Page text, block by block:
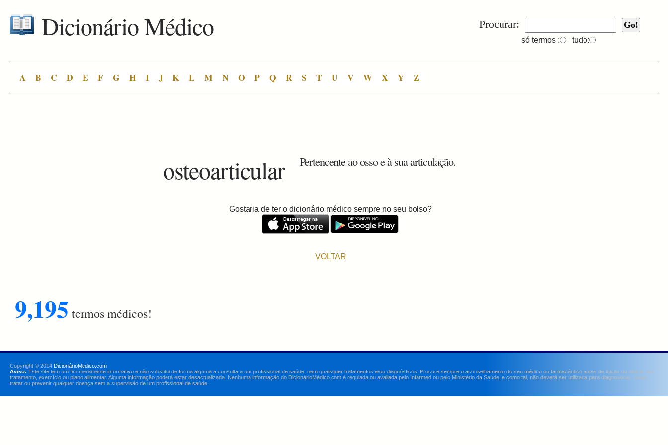
Procurar:
só termos : tudo:
Dicionário Médico
A B C D E F G H I J K L M N O P Q R S T U V W X Y Z
osteoarticular Pertencente ao osso e à sua articulação.
Gostaria de ter o dicionário médico sempre no seu bolso?
VOLTAR
9,195 termos médicos!
Copyright © 2014 DicionárioMédico.com
Aviso: Este site tem um fim meramente informativo e não substitui de forma alguma a consulta a um profissional de saúde, nem quaisquer tratamentos e/ou diagnósticos. Procure sempre o aconselhamento do seu médico ou farmacêutico antes de iniciar ou alterar um
tratamento, exercício ou plano alimentar. Alguma informação poderá estar desactualizada. Nenhuma informação do DicionárioMédico.com é regulada ou avaliada pelo Infarmed ou pelo Ministério da Saúde, e como tal, não deverá ser utilizada para diagnosticar, curar,
tratar ou prevenir qualquer doença sem a supervisão de um profissional de saúde.